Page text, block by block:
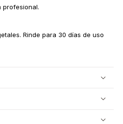
profesional.
Rinde para 30 días de uso